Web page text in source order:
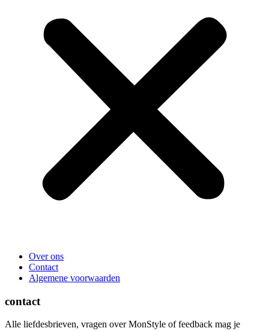
Over ons
Contact
Algemene voorwaarden
contact
Alle liefdesbrieven, vragen over MonStyle of feedback mag je